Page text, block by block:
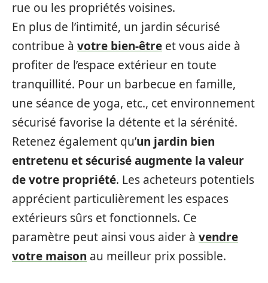
rue ou les propriétés voisines.
En plus de l’intimité, un jardin sécurisé
contribue à votre bien-être et vous aide à
profiter de l’espace extérieur en toute
tranquillité. Pour un barbecue en famille,
une séance de yoga, etc., cet environnement
sécurisé favorise la détente et la sérénité.
Retenez également qu’un jardin bien
entretenu et sécurisé augmente la valeur
de votre propriété. Les acheteurs potentiels
apprécient particulièrement les espaces
extérieurs sûrs et fonctionnels. Ce
paramètre peut ainsi vous aider à vendre
votre maison au meilleur prix possible.